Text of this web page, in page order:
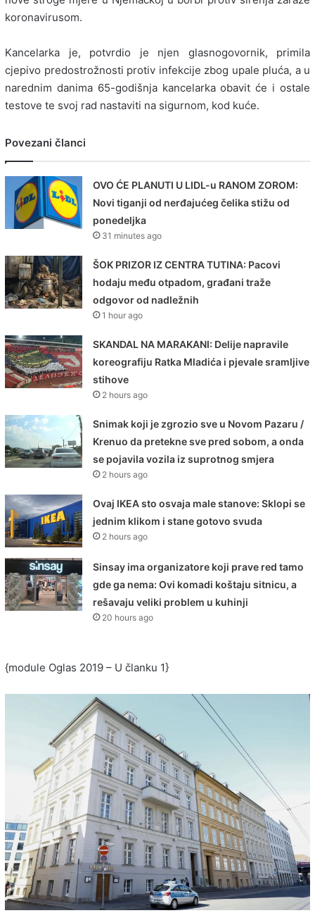
koronavirusom.
Kancelarka je, potvrdio je njen glasnogovornik, primila
cjepivo predostrožnosti protiv infekcije zbog upale pluća, a u
narednim danima 65-godišnja kancelarka obavit će i ostale
testove te svoj rad nastaviti na sigurnom, kod kuće.
Povezani članci
OVO ĆE PLANUTI U LIDL-u RANOM ZOROM:
Novi tiganji od nerđajućeg čelika stižu od
ponedeljka
31 minutes ago
ŠOK PRIZOR IZ CENTRA TUTINA: Pacovi
hodaju među otpadom, građani traže
odgovor od nadležnih
1 hour ago
SKANDAL NA MARAKANI: Delije napravile
koreografiju Ratka Mladića i pjevale sramljive
stihove
2 hours ago
Snimak koji je zgrozio sve u Novom Pazaru /
Krenuo da pretekne sve pred sobom, a onda
se pojavila vozila iz suprotnog smjera
2 hours ago
Ovaj IKEA sto osvaja male stanove: Sklopi se
jednim klikom i stane gotovo svuda
2 hours ago
Sinsay ima organizatore koji prave red tamo
gde ga nema: Ovi komadi koštaju sitnicu, a
rešavaju veliki problem u kuhinji
20 hours ago
{module Oglas 2019 – U članku 1}